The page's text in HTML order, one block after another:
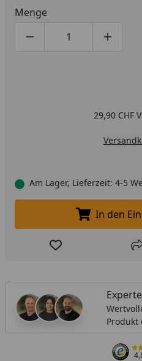
ausgewählten Farbtöne sind
von Babys und Kindern
ihre Entwicklungs- und Lernprozesse.
Farbenfreunde Wandfarben
höchster Standards für
hergestellt. Die Wandfarben
ausgezeichnet und
keine Lösungsmittel. Ideal
Menge
Produktmenge um eins
Produktmenge
29,90 CHF
Am Lager, Lieferzeit: 4-5
In den
Produkt zur
Produkt